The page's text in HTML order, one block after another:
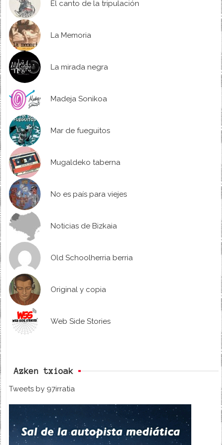
El canto de la tripulación
La Memoria
La mirada negra
Madeja Sonikoa
Mar de fueguitos
Mugaldeko taberna
No es país para viejes
Noticias de Bizkaia
Old Schoolherria berria
Original y copia
Web Side Stories
Azken txioak
Tweets by 97irratia